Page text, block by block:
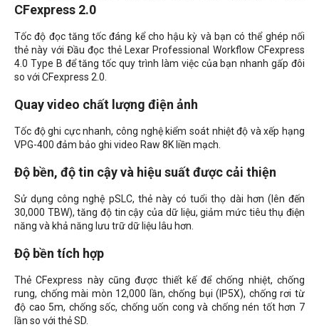
CFexpress 2.0
Tốc độ đọc tăng tốc đáng kể cho hậu kỳ và bạn có thể ghép nối
thẻ này với Đầu đọc thẻ Lexar Professional Workflow CFexpress
4.0 Type B để tăng tốc quy trình làm việc của bạn nhanh gấp đôi
so với CFexpress 2.0.
Quay video chất lượng điện ảnh
Tốc độ ghi cực nhanh, công nghệ kiểm soát nhiệt độ và xếp hạng
VPG-400 đảm bảo ghi video Raw 8K liền mạch.
Độ bền, độ tin cậy và hiệu suất được cải thiện
Sử dụng công nghệ pSLC, thẻ này có tuổi thọ dài hơn (lên đến
30,000 TBW), tăng độ tin cậy của dữ liệu, giảm mức tiêu thụ điện
năng và khả năng lưu trữ dữ liệu lâu hơn.
Độ bền tích hợp
Thẻ CFexpress này cũng được thiết kế để chống nhiệt, chống
rung, chống mài mòn 12,000 lần, chống bụi (IP5X), chống rơi từ
độ cao 5m, chống sốc, chống uốn cong và chống nén tốt hơn 7
lần so với thẻ SD.